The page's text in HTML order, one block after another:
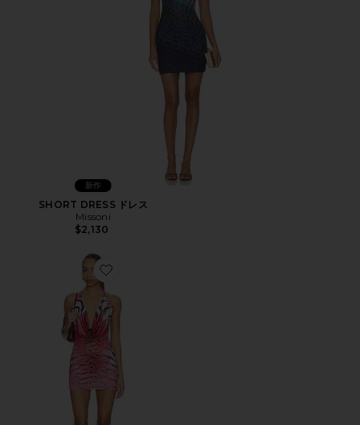
新作
SHORT DRESS ドレス
Missoni
$2,130
Favorite SASHA MINI ドレス